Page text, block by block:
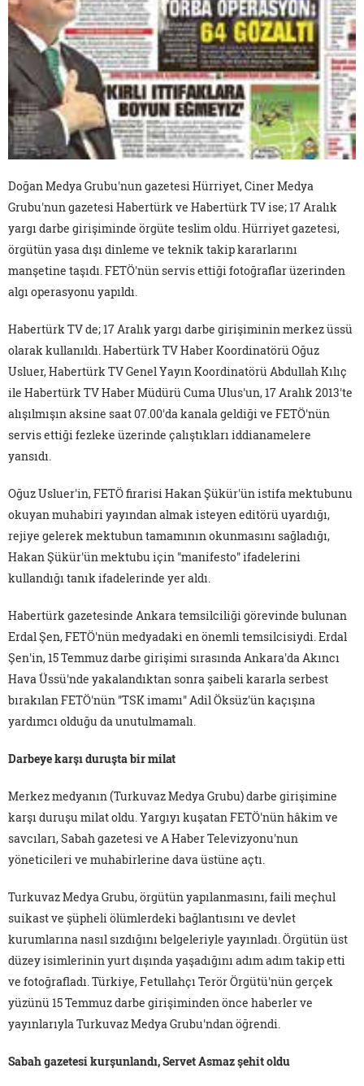
Doğan Medya Grubu'nun gazetesi Hürriyet, Ciner Medya
Grubu'nun gazetesi Habertürk ve Habertürk TV ise; 17 Aralık
yargı darbe girişiminde örgüte teslim oldu. Hürriyet gazetesi,
örgütün yasa dışı dinleme ve teknik takip kararlarını
manşetine taşıdı. FETÖ'nün servis ettiği fotoğraflar üzerinden
algı operasyonu yapıldı.
Habertürk TV de; 17 Aralık yargı darbe girişiminin merkez üssü
olarak kullanıldı. Habertürk TV Haber Koordinatörü Oğuz
Usluer, Habertürk TV Genel Yayın Koordinatörü Abdullah Kılıç
ile Habertürk TV Haber Müdürü Cuma Ulus'un, 17 Aralık 2013'te
alışılmışın aksine saat 07.00'da kanala geldiği ve FETÖ'nün
servis ettiği fezleke üzerinde çalıştıkları iddianamelere
yansıdı.
Oğuz Usluer'in, FETÖ firarisi Hakan Şükür'ün istifa mektubunu
okuyan muhabiri yayından almak isteyen editörü uyardığı,
rejiye gelerek mektubun tamamının okunmasını sağladığı,
Hakan Şükür'ün mektubu için "manifesto" ifadelerini
kullandığı tanık ifadelerinde yer aldı.
Habertürk gazetesinde Ankara temsilciliği görevinde bulunan
Erdal Şen, FETÖ'nün medyadaki en önemli temsilcisiydi. Erdal
Şen'in, 15 Temmuz darbe girişimi sırasında Ankara'da Akıncı
Hava Üssü'nde yakalandıktan sonra şaibeli kararla serbest
bırakılan FETÖ'nün "TSK imamı" Adil Öksüz'ün kaçışına
yardımcı olduğu da unutulmamalı.
Darbeye karşı duruşta bir milat
Merkez medyanın (Turkuvaz Medya Grubu) darbe girişimine
karşı duruşu milat oldu. Yargıyı kuşatan FETÖ'nün hâkim ve
savcıları, Sabah gazetesi ve A Haber Televizyonu'nun
yöneticileri ve muhabirlerine dava üstüne açtı.
Turkuvaz Medya Grubu, örgütün yapılanmasını, faili meçhul
suikast ve şüpheli ölümlerdeki bağlantısını ve devlet
kurumlarına nasıl sızdığını belgeleriyle yayınladı. Örgütün üst
düzey isimlerinin yurt dışında yaşadığını adım adım takip etti
ve fotoğrafladı. Türkiye, Fetullahçı Terör Örgütü'nün gerçek
yüzünü 15 Temmuz darbe girişiminden önce haberler ve
yayınlarıyla Turkuvaz Medya Grubu'ndan öğrendi.
Sabah gazetesi kurşunlandı, Servet Asmaz şehit oldu